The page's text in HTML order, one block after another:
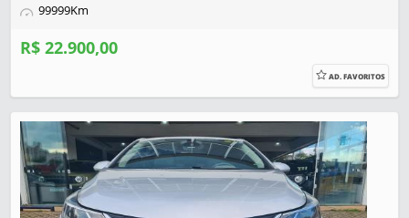
99999Km
R$ 22.900,00
AD. FAVORITOS